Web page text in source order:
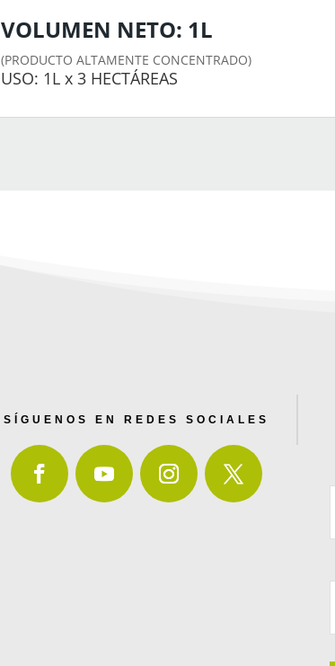
VOLUMEN NETO: 1L
(PRODUCTO ALTAMENTE CONCENTRADO)
USO: 1L x 3 HECTÁREAS
SÍGUENOS EN REDES SOCIALES